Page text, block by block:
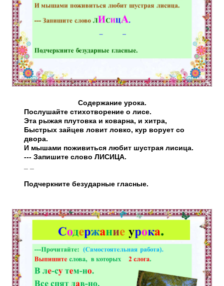
Содержание урока.
Послушайте стихотворение о лисе.
Эта рыжая плутовка и коварна, и хитра,
Быстрых зайцев ловит ловко, кур ворует со
двора.
И мышами поживиться любит шустрая лисица.
--- Запишите слово ЛИСИЦА.
Подчеркните безударные гласные.